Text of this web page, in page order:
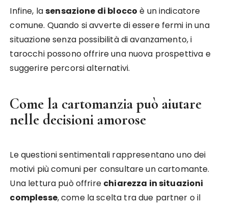
Infine, lasensazione di blocco è un indicatore
comune. Quando si avverte di essere fermi in una
situazione senza possibilità di avanzamento, i
tarocchi possono offrire una nuova prospettiva e
suggerire percorsi alternativi.
Come la cartomanzia può aiutare
nelle decisioni amorose
Le questioni sentimentali rappresentano uno dei
motivi più comuni per consultare un cartomante.
Una lettura può offrire chiarezza in situazioni
complesse, come la scelta tra due partner o il